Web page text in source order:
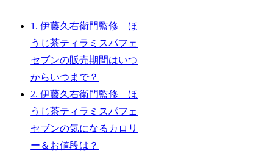
1. 伊藤久右衛門監修 ほ
うじ茶ティラミスパフェ
セブンの販売期間はいつ
からいつまで？
2. 伊藤久右衛門監修 ほ
うじ茶ティラミスパフェ
セブンの気になるカロリ
ー＆お値段は？